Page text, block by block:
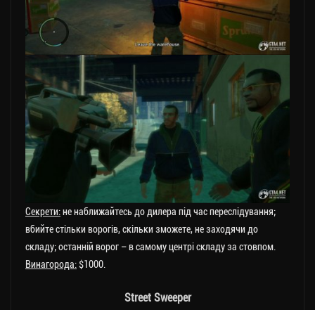
Секрети:не наближайтесь до дилера під час переслідування;
вбийте стільки ворогів, скільки зможете, не заходячи до
складу; останній ворог – в самому центрі складу за стовпом.
Винагорода:$1000.
Street Sweeper